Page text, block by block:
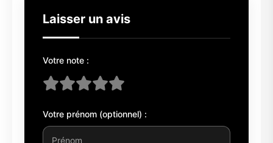
Laisser un avis
Votre note :
Votre prénom (optionnel) :